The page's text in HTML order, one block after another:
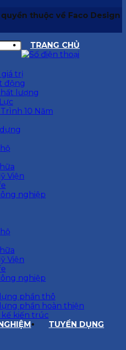
quyền thuộc về Faco Design
TRANG CHỦ
trị
động
lượng
10 Năm
Viện
nghiệp
Viện
nghiệp
phần thô
phần hoàn thiện
kế kiến trúc
TUYỂN DỤNG